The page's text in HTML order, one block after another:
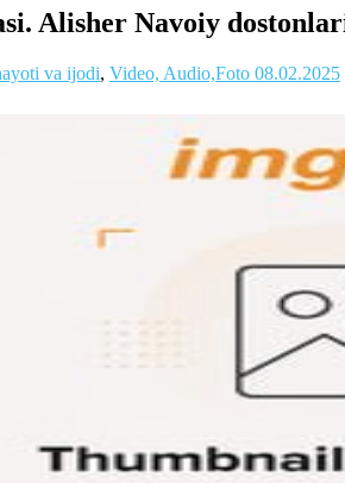
Alisher Navoiy
va ijodi, Video, Audio,Foto 08.02.2025